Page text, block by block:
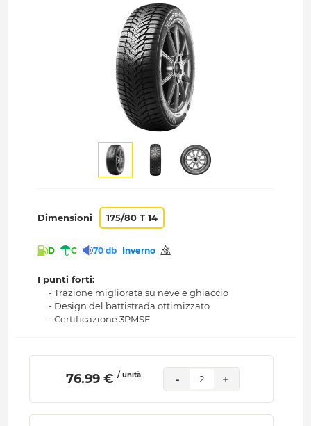
Dimensioni 175/80 T 14
D C 70 db Inverno
I punti forti:
- Trazione migliorata su neve e ghiaccio
- Design del battistrada ottimizzato
- Certificazione 3PMSF
76.99 € / unità - 2 +